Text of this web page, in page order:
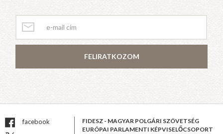
FELIRATKOZOM
facebook
FIDESZ - MAGYAR POLGÁRI SZÖVETSÉG
EURÓPAI PARLAMENTI KÉPVISELŐCSOPORT